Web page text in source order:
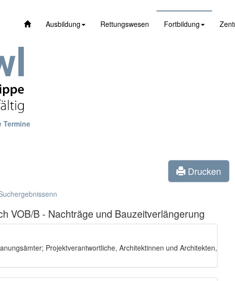
Ausbildung Rettungswesen Fortbildung
Termine
Drucken
VOB/B - Nachträge und Bauzeitverlängerung
Projektverantwortliche, Architektinnen und Architekten,